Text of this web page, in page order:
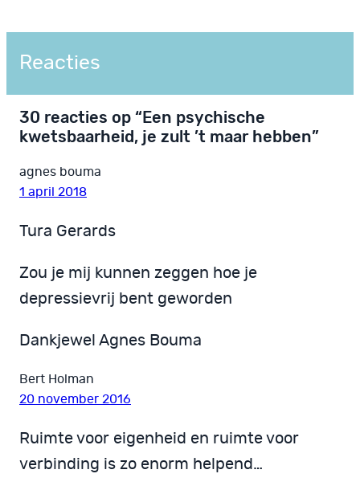
Reacties
30 reacties op “Een psychische
kwetsbaarheid, je zult ’t maar hebben”
agnes bouma
1 april 2018
Tura Gerards
Zou je mij kunnen zeggen hoe je
depressievrij bent geworden
Dankjewel Agnes Bouma
Bert Holman
20 november 2016
Ruimte voor eigenheid en ruimte voor
verbinding is zo enorm helpend…